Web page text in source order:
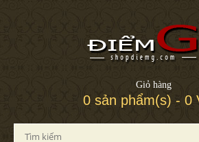
Giỏ hàng
0 sản phẩm(s) - 0